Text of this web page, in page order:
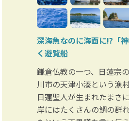
深海魚なのに海面に!?「
く遊覧船
鎌倉仏教の一つ、日蓮宗
川市の天津小湊という漁
日蓮聖人が生まれたまさ
岸にはたくさんの鯛の群